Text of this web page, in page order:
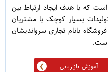
است که با هدف ایجاد ارتباط بین
بسیار کوچک با مشتریان
بانام تجاری سرواندیشان
آموزش بازاریابی